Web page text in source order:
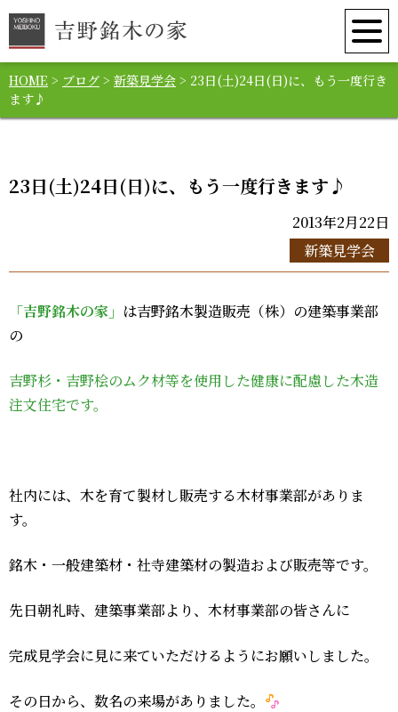
HOME > ブログ > 新築見学会 > 23日(土)24日(日)に、もう一度行き
ます♪
23日(土)24日(日)に、もう一度行きます♪
2013年2月22日
新築見学会
「吉野銘木の家」 は吉野銘木製造販売（株）の建築事業部
の
吉野杉・吉野桧のムク材等を使用した健康に配慮した木造
注文住宅です。
社内には、木を育て製材し販売する木材事業部がありま
す。
銘木・一般建築材・社寺建築材の製造および販売等です。
先日朝礼時、建築事業部より、木材事業部の皆さんに
完成見学会に見に来ていただけるようにお願いしました。
その日から、数名の来場がありました。